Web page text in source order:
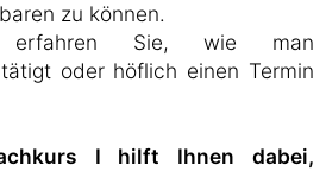
zu können.
erfahren Sie, wie man
oder höflich einen Termin
I hilft Ihnen dabei,